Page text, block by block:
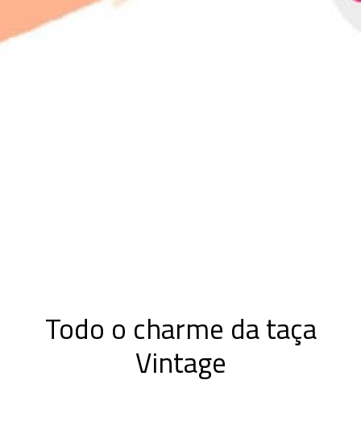
Todo o charme da taça
Vintage